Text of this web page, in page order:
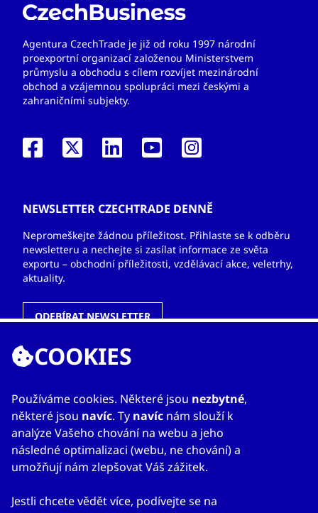
Agentura CzechTrade je již od roku 1997 národní
proexportní organizací založenou Ministerstvem
průmyslu a obchodu s cílem rozvíjet mezinárodní
obchod a vzájemnou spolupráci mezi českými a
zahraničními subjekty.
NEWSLETTER CZECHTRADE DENNĚ
Nepromeškejte žádnou příležitost. Přihlaste se k odběru
newsletteru a nechejte si zasílat informace ze světa
exportu – obchodní příležitosti, vzdělávací akce, veletrhy,
aktuality.
ODEBÍRAT NEWSLETTER
ODKAZY
O nás
Zahraniční kanceláře
Služby
Kontakty
COOKIES
Používáme cookies. Některé jsou nezbytné,
některé jsou navíc. Ty navíc nám slouží k
analýze Vašeho chování na webu a jeho
následné optimalizaci (webu, ne chování) a
umožňují nám zlepšovat Váš zážitek.
Jestli chcete vědět více, podívejte se na